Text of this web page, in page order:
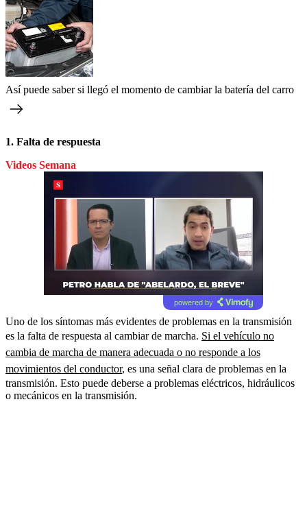
Así puede saber si llegó el momento de cambiar la batería del carro
1. Falta de respuesta
Videos Semana
powered by
Uno de los síntomas más evidentes de problemas en la transmisión
es la falta de respuesta al cambiar de marcha. Si el vehículo no
cambia de marcha de manera adecuada o no responde a los
movimientos del conductor, es una señal clara de problemas en la
transmisión. Esto puede deberse a problemas eléctricos, hidráulicos
o mecánicos en la transmisión.